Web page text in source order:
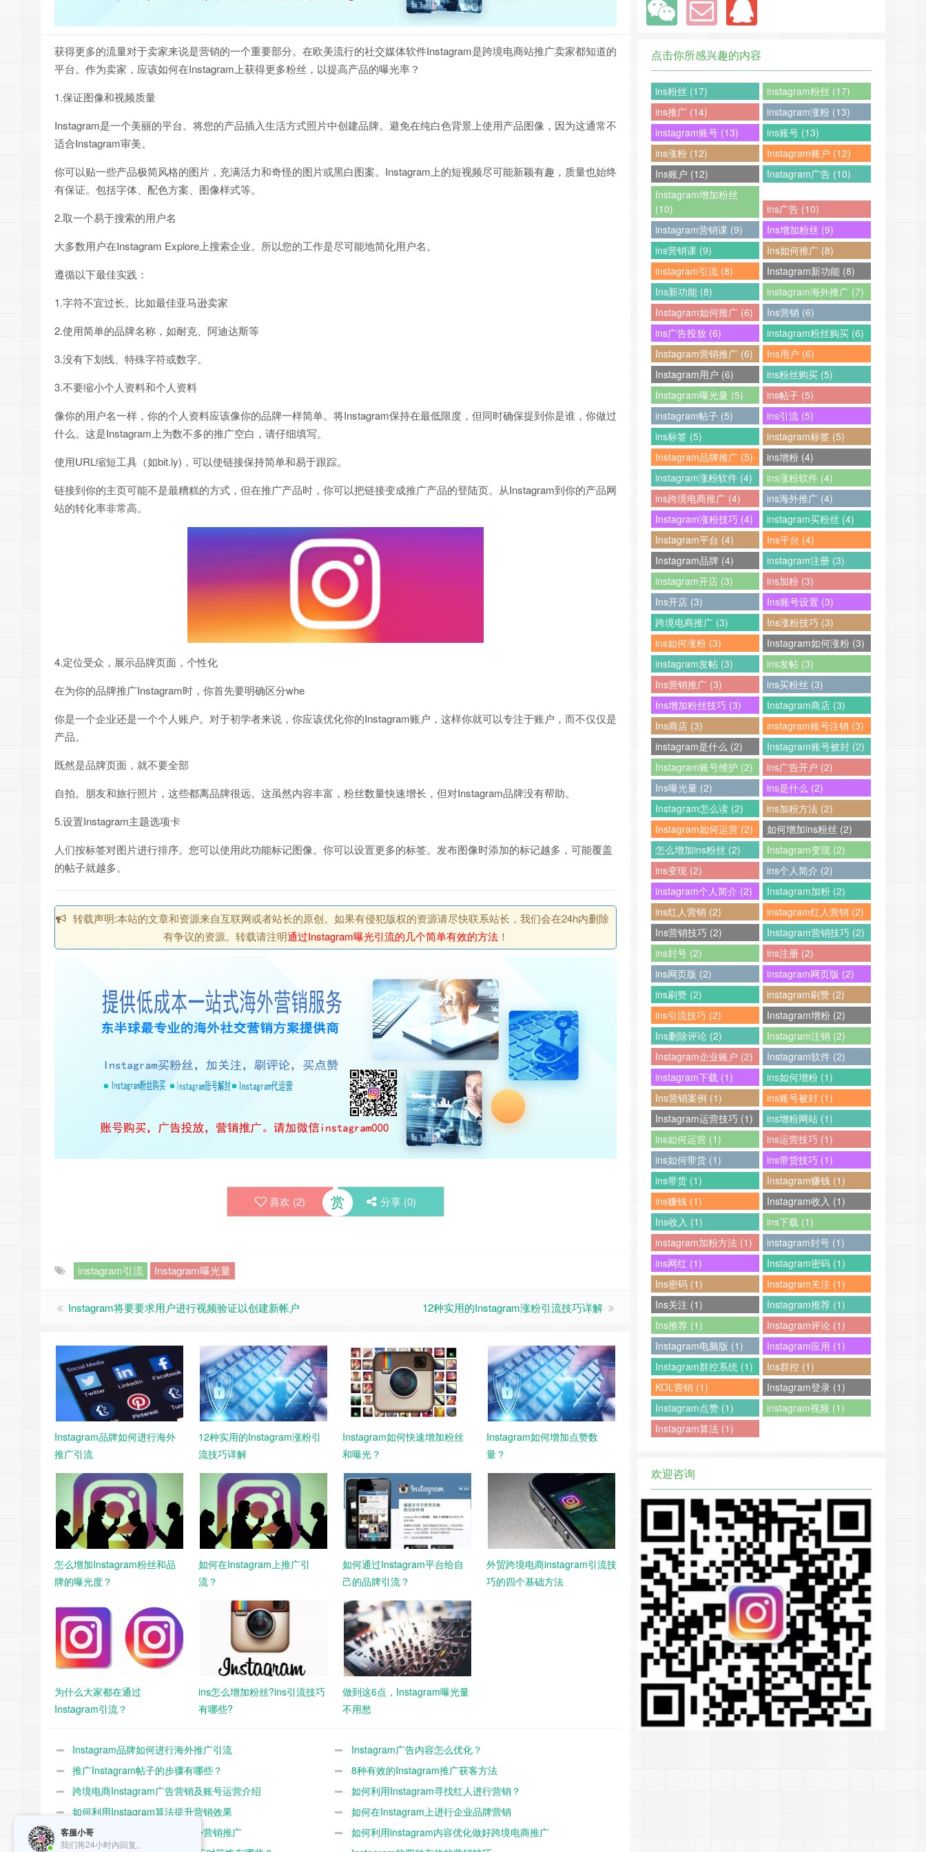
获得更多的流量对于卖家来说是营销的一个重要部分。在欧美流行的社交媒体软件Instagram是跨境电商站推广卖家都知道的
平台。作为卖家，应该如何在Instagram上获得更多粉丝，以提高产品的曝光率？
1.保证图像和视频质量
Instagram是一个美丽的平台。将您的产品插入生活方式照片中创建品牌。避免在纯白色背景上使用产品图像，因为这通常不
适合Instagram审美。
你可以贴一些产品极简风格的图片，充满活力和奇怪的图片或黑白图案。Instagram上的短视频尽可能新颖有趣，质量也始终
有保证。包括字体、配色方案、图像样式等。
2.取一个易于搜索的用户名
大多数用户在Instagram Explore上搜索企业。所以您的工作是尽可能地简化用户名。
遵循以下最佳实践：
1.字符不宜过长。比如最佳亚马逊卖家
2.使用简单的品牌名称，如耐克、阿迪达斯等
3.没有下划线、特殊字符或数字。
3.不要缩小个人资料和个人资料
像你的用户名一样，你的个人资料应该像你的品牌一样简单。将Instagram保持在最低限度，但同时确保提到你是谁，你做过
什么。这是Instagram上为数不多的推广空白，请仔细填写。
使用URL缩短工具（如bit.ly)，可以使链接保持简单和易于跟踪。
链接到你的主页可能不是最糟糕的方式，但在推广产品时，你可以把链接变成推广产品的登陆页。从Instagram到你的产品网
站的转化率非常高。
4.定位受众，展示品牌页面，个性化
在为你的品牌推广Instagram时，你首先要明确区分whe
你是一个企业还是一个个人账户。对于初学者来说，你应该优化你的Instagram账户，这样你就可以专注于账户，而不仅仅是
产品。
既然是品牌页面，就不要全部
自拍。朋友和旅行照片，这些都离品牌很远。这虽然内容丰富，粉丝数量快速增长，但对Instagram品牌没有帮助。
5.设置Instagram主题选项卡
人们按标签对图片进行排序。您可以使用此功能标记图像。你可以设置更多的标签。发布图像时添加的标记越多，可能覆盖
的帖子就越多。
转载声明:本站的文章和资源来自互联网或者站长的原创。如果有侵犯版权的资源请尽快联系站长，我们会在24h内删除
有争议的资源。转载请注明通过Instagram曝光引流的几个简单有效的方法！
喜欢 (2) 赏 分享 (0)
instagram引流 Instagram曝光量
Instagram将要要求用户进行视频验证以创建新帐户 12种实用的Instagram涨粉引流技巧详解
Instagram品牌如何进行海外
推广引流
12种实用的Instagram涨粉引
流技巧详解
Instagram如何快速增加粉丝
和曝光？
Instagram如何增加点赞数
量？
怎么增加Instagram粉丝和品
牌的曝光度？
如何在Instagram上推广引
流？
如何通过Instagram平台给自
己的品牌引流？
外贸跨境电商instagram引流技
巧的四个基础方法
为什么大家都在通过
Instagram引流？
ins怎么增加粉丝?ins引流技巧
有哪些?
做到这6点，Instagram曝光量
不用愁
Instagram品牌如何进行海外推广引流
Instagram广告内容怎么优化？
推广Instagram帖子的步骤有哪些？
8种有效的Instagram推广获客方法
跨境电商Instagram广告营销及账号运营介绍
如何利用Instagram寻找红人进行营销？
如何利用Instagram算法提升营销效果
如何在Instagram上进行企业品牌营销
如何在Instagram平台进行海外营销推广
如何利用instagram内容优化做好跨境电商推广
点击你所感兴趣的内容
ins粉丝 (17)
instagram粉丝 (17)
ins推广 (14)
instagram涨粉 (13)
instagram账号 (13)
ins账号 (13)
ins涨粉 (12)
Instagram账户 (12)
Ins账户 (12)
Instagram广告 (10)
Instagram增加粉丝
(10)
ins广告 (10)
instagram营销课 (9)
Ins增加粉丝 (9)
ins营销课 (9)
Ins如何推广 (8)
instagram引流 (8)
Instagram新功能 (8)
Ins新功能 (8)
instagram海外推广 (7)
Instagram如何推广 (6)
Ins营销 (6)
ins广告投放 (6)
instagram粉丝购买 (6)
Instagram营销推广 (6)
Ins用户 (6)
Instagram用户 (6)
ins粉丝购买 (5)
Instagram曝光量 (5)
ins帖子 (5)
instagram帖子 (5)
ins引流 (5)
ins标签 (5)
instagram标签 (5)
Instagram品牌推广 (5)
ins增粉 (4)
instagram涨粉软件 (4)
ins涨粉软件 (4)
ins跨境电商推广 (4)
ins海外推广 (4)
Instagram涨粉技巧 (4)
instagram买粉丝 (4)
Instagram平台 (4)
Ins平台 (4)
Instagram品牌 (4)
instagram注册 (3)
instagram开店 (3)
ins加粉 (3)
Ins开店 (3)
Ins账号设置 (3)
跨境电商推广 (3)
Ins涨粉技巧 (3)
ins如何涨粉 (3)
Instagram如何涨粉 (3)
instagram发帖 (3)
ins发帖 (3)
Ins营销推广 (3)
ins买粉丝 (3)
Ins增加粉丝技巧 (3)
Instagram商店 (3)
Ins商店 (3)
instagram账号注销 (3)
instagram是什么 (2)
Instagram账号被封 (2)
Instagram账号维护 (2)
ins广告开户 (2)
Ins曝光量 (2)
ins是什么 (2)
Instagram怎么读 (2)
ins加粉方法 (2)
Instagram如何运营 (2)
如何增加ins粉丝 (2)
怎么增加ins粉丝 (2)
Instagram变现 (2)
ins变现 (2)
ins个人简介 (2)
instagram个人简介 (2)
Instagram加粉 (2)
ins红人营销 (2)
instagram红人营销 (2)
Ins营销技巧 (2)
Instagram营销技巧 (2)
ins封号 (2)
ins注册 (2)
ins网页版 (2)
instagram网页版 (2)
ins刷赞 (2)
instagram刷赞 (2)
ins引流技巧 (2)
Instagram增粉 (2)
Ins删除评论 (2)
Instagram注销 (2)
Instagram企业账户 (2)
Instagram软件 (2)
instagram下载 (1)
ins如何增粉 (1)
Ins营销案例 (1)
ins账号被封 (1)
Instagram运营技巧 (1)
ins增粉网站 (1)
ins如何运营 (1)
ins运营技巧 (1)
ins如何带货 (1)
ins带货技巧 (1)
ins带货 (1)
Instagram赚钱 (1)
ins赚钱 (1)
Instagram收入 (1)
Ins收入 (1)
ins下载 (1)
instagram加粉方法 (1)
instagram封号 (1)
ins网红 (1)
Instagram密码 (1)
Ins密码 (1)
Instagram关注 (1)
Ins关注 (1)
Instagram推荐 (1)
Ins推荐 (1)
Instagram评论 (1)
Instagram电脑版 (1)
Instagram应用 (1)
Instagram群控系统 (1)
Ins群控 (1)
KOL营销 (1)
Instagram登录 (1)
Instagram点赞 (1)
instagram视频 (1)
Instagram算法 (1)
欢迎咨询
客服小哥
我们将24小时内回复。